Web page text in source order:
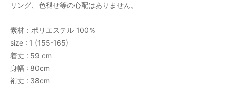
リング、色褪せ等の心配はありません。
素材：ポリエステル 100％
size : 1 (155-165)
着丈 : 59 cm
身幅 : 80cm
裄丈 : 38cm